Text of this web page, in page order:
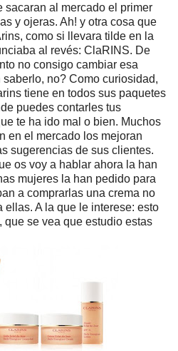
sacaran al mercado el primer
y ojeras. Ah! y otra cosa que
como si llevara tilde en la
al revés: ClaRINS. De
no consigo cambiar esa
no? Como curiosidad,
tiene en todos sus paquetes
puedes contarles tus
te ha ido mal o bien. Muchos
en el mercado los mejoran
sugerencias de sus clientes.
os voy a hablar ahora la han
mujeres la han pedido para
a comprarlas una crema no
ellas. A la que le interese: esto
se vea que estudio estas